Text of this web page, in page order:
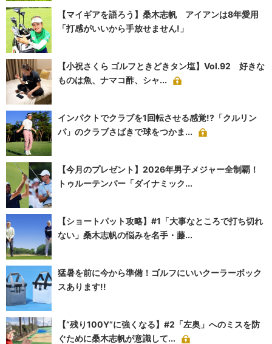
【マイギアを語ろう】桑木志帆 アイアンは8年愛用
「打感がいいから手放せません!」
【小祝さくら ゴルフときどきタン塩】Vol.92 好きな
ものは魚、ナマコ酢、シャ...
インパクトでクラブを1回転させる感覚!?「クルリン
パ」のクラブさばきで球をつかま...
【今月のプレゼント】2026年男子メジャー全制覇！
トゥルーテンパー「ダイナミック...
【ショートパット攻略】#1「大事なところで打ち切れ
ない」桑木志帆の悩みを名手・藤...
猛暑を前に今から準備！ゴルフにいいクーラーボック
スあります!!
【“残り100Y”に強くなる】#2「左奥」へのミスを防
ぐために桑木志帆が意識して...